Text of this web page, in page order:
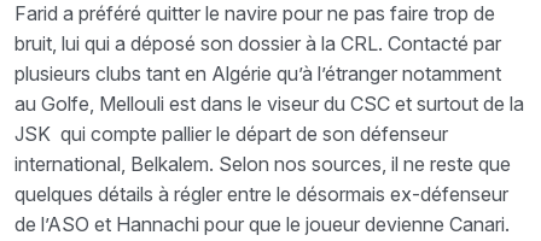
Farid a préféré quitter le navire pour ne pas faire trop de
bruit, lui qui a déposé son dossier à la CRL. Contacté par
plusieurs clubs tant en Algérie qu’à l’étranger notamment
au Golfe, Mellouli est dans le viseur du CSC et surtout de la
JSK qui compte pallier le départ de son défenseur
international, Belkalem. Selon nos sources, il ne reste que
quelques détails à régler entre le désormais ex-défenseur
de l’ASO et Hannachi pour que le joueur devienne Canari.